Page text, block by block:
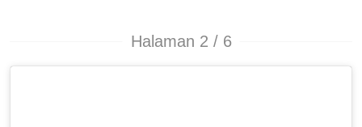
Halaman 2 / 6